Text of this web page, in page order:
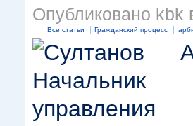
Опубликовано kbk
Все статьи Гражданский процесс